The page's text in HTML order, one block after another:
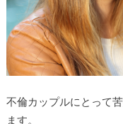
不倫カップルにとって
ます。